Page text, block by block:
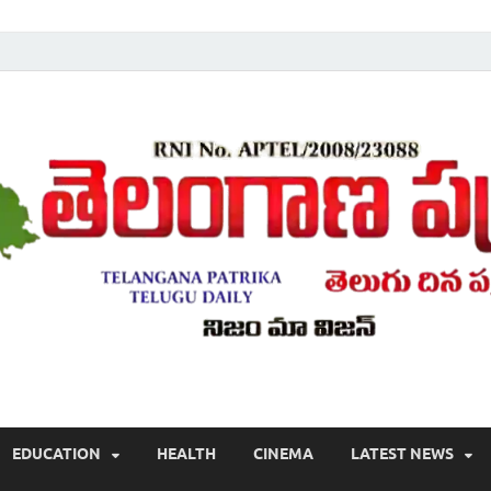
, తాజా వార్తలు , తెలుగు వార్తలు , బ్రేకింగ్ న్యూస్ తెలుగులో , తెలంగాణ లో తాజా
EDUCATION HEALTH CINEMA LATEST NEWS